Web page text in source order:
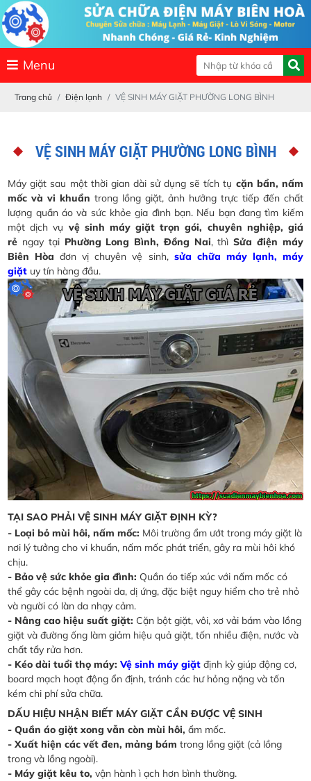
Menu
Trang chủ Điện lạnh VỆ SINH MÁY GIẶT PHƯỜNG LONG BÌNH
VỆ SINH MÁY GIẶT PHƯỜNG LONG BÌNH
Máy giặt sau một thời gian dài sử dụng sẽ tích tụ cặn bẩn, nấm
mốc và vi khuẩn trong lồng giặt, ảnh hưởng trực tiếp đến chất
lượng quần áo và sức khỏe gia đình bạn. Nếu bạn đang tìm kiếm
một dịch vụ vệ sinh máy giặt trọn gói, chuyên nghiệp, giá
rẻ ngay tại Phường Long Bình, Đồng Nai, thìSửa điện máy
Biên Hòa đơn vị chuyên vệ sinh, sửa chữa máy lạnh, máy
giặt uy tín hàng đầu.
TẠI SAO PHẢI VỆ SINH MÁY GIẶT ĐỊNH KỲ?
- Loại bỏ mùi hôi, nấm mốc: Môi trường ẩm ướt trong máy giặt là
nơi lý tưởng cho vi khuẩn, nấm mốc phát triển, gây ra mùi hôi khó
chịu.
- Bảo vệ sức khỏe gia đình: Quần áo tiếp xúc với nấm mốc có
thể gây các bệnh ngoài da, dị ứng, đặc biệt nguy hiểm cho trẻ nhỏ
và người có làn da nhạy cảm.
- Nâng cao hiệu suất giặt: Cặn bột giặt, vôi, xơ vải bám vào lồng
giặt và đường ống làm giảm hiệu quả giặt, tốn nhiều điện, nước và
chất tẩy rửa hơn.
- Kéo dài tuổi thọ máy: Vệ sinh máy giặt định kỳ giúp động cơ,
board mạch hoạt động ổn định, tránh các hư hỏng nặng và tốn
kém chi phí sửa chữa.
DẤU HIỆU NHẬN BIẾT MÁY GIẶT CẦN ĐƯỢC VỆ SINH
- Quần áo giặt xong vẫn còn mùi hôi, ẩm mốc.
- Xuất hiện các vết đen, mảng bám trong lồng giặt (cả lồng
trong và lồng ngoài).
- Máy giặt kêu to, vận hành ì ạch hơn bình thường.